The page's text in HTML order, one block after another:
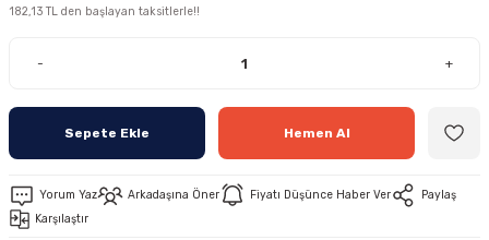
182,13 TL den başlayan taksitlerle!!
- +
Sepete Ekle Hemen Al
Yorum Yaz Arkadaşına Öner Fiyatı Düşünce Haber Ver
Paylaş
Karşılaştır